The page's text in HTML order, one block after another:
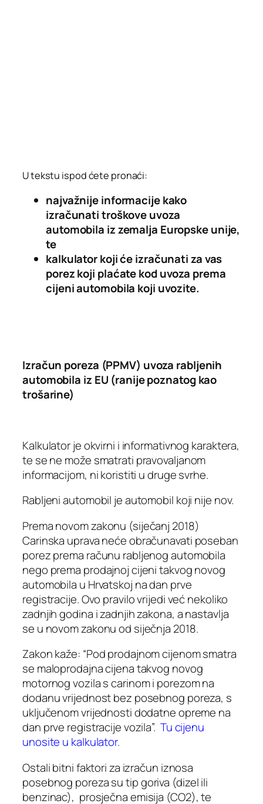
U tekstu ispod ćete pronaći:
najvažnije informacije kako
izračunati troškove uvoza
automobila iz zemalja Europske unije,
te
kalkulator koji će izračunati za vas
porez koji plaćate kod uvoza prema
cijeni automobila koji uvozite.
Izračun poreza (PPMV) uvoza rabljenih
automobila iz EU (ranije poznatog kao
trošarine)
Kalkulator je okvirni i informativnog karaktera,
te se ne može smatrati pravovaljanom
informacijom, ni koristiti u druge svrhe.
Rabljeni automobil je automobil koji nije nov.
Prema novom zakonu (siječanj 2018)
Carinska uprava neće obračunavati poseban
porez prema računu rabljenog automobila
nego prema prodajnoj cijeni takvog novog
automobila u Hrvatskoj na dan prve
registracije. Ovo pravilo vrijedi već nekoliko
zadnjih godina i zadnjih zakona, a nastavlja
se u novom zakonu od siječnja 2018.
Zakon kaže: “Pod prodajnom cijenom smatra
se maloprodajna cijena takvog novog
motornog vozila s carinom i porezom na
dodanu vrijednost bez posebnog poreza, s
uključenom vrijednosti dodatne opreme na
dan prve registracije vozila”. Tu cijenu
unosite u kalkulator.
Ostali bitni faktori za izračun iznosa
posebnog poreza sutip goriva (dizel ili
benzinac), prosječna emisija (CO2),te